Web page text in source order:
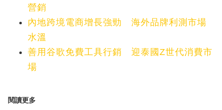
營銷
內地跨境電商增長強勁 海外品牌利測市場
水溫
善用谷歌免費工具行銷 迎泰國Z世代消費市
場
閱讀更多